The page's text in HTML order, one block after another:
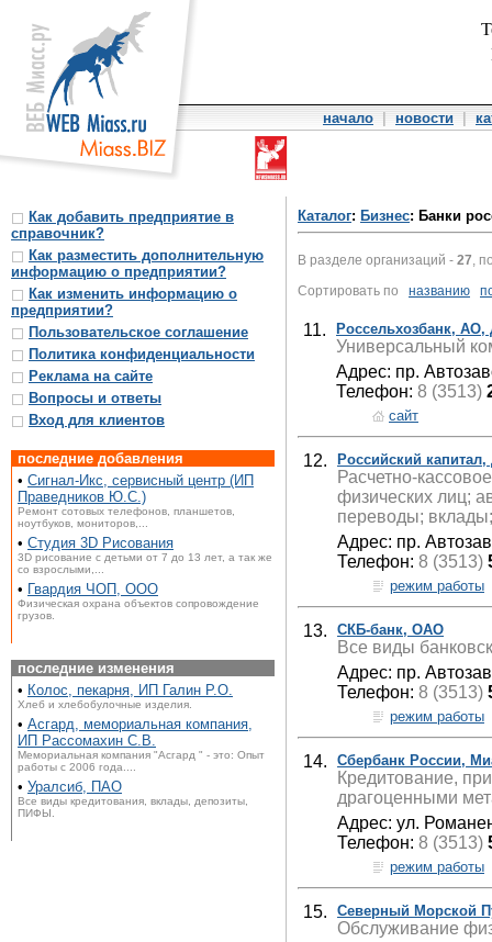
начало новости
Как добавить предприятие в
справочник?
Как разместить дополнительную
информацию о предприятии?
Как изменить информацию о
предприятии?
Пользовательское соглашение
Политика конфиденциальности
Реклама на сайте
Вопросы и ответы
Вход для клиентов
последние добавления
• Сигнал-Икс, сервисный центр (ИП
Праведников Ю.С.)
Ремонт сотовых телефонов, планшетов,
ноутбуков, мониторов,...
• Студия 3D Рисования
3D рисование с детьми от 7 до 13 лет, а так же
со взрослыми,...
• Гвардия ЧОП, ООО
Физическая охрана объектов сопровождение
грузов.
последние изменения
• Колос, пекарня, ИП Галин Р.О.
Хлеб и хлебобулочные изделия.
• Асгард, мемориальная компания,
ИП Рассомахин С.В.
Мемориальная компания "Асгард " - это: Опыт
работы с 2006 года....
• Уралсиб, ПАО
Все виды кредитования, вклады, депозиты,
ПИФЫ.
Каталог: Бизнес: Банки
В разделе организаций - 27 ,
Сортировать по названию
11. Россельхозбанк,
Универсальный
Адрес: пр.
Телефон: 8 (3513)
сайт
12. Российский
Расчетно-
физических лиц;
переводы;
Адрес: пр.
Телефон: 8 (3513)
режим работы
13. СКБ-банк, ОАО
Все виды
Адрес: пр.
Телефон: 8 (3513)
режим работы
14. Сбербанк России,
Кредитование,
драгоценными
Адрес: ул.
Телефон: 8 (3513)
режим работы
15. Северный Морской
Обслуживание